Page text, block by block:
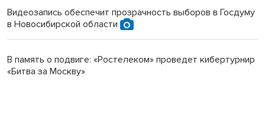
Видеозапись обеспечит прозрачность выборов в Госдуму
в Новосибирской области
В память о подвиге: «Ростелеком» проведет кибертурнир
«Битва за Москву»